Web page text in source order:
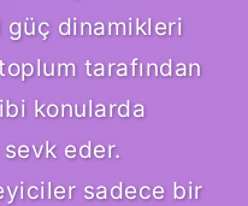
dinamikleri
tarafından
konularda
eder.
sadece bir